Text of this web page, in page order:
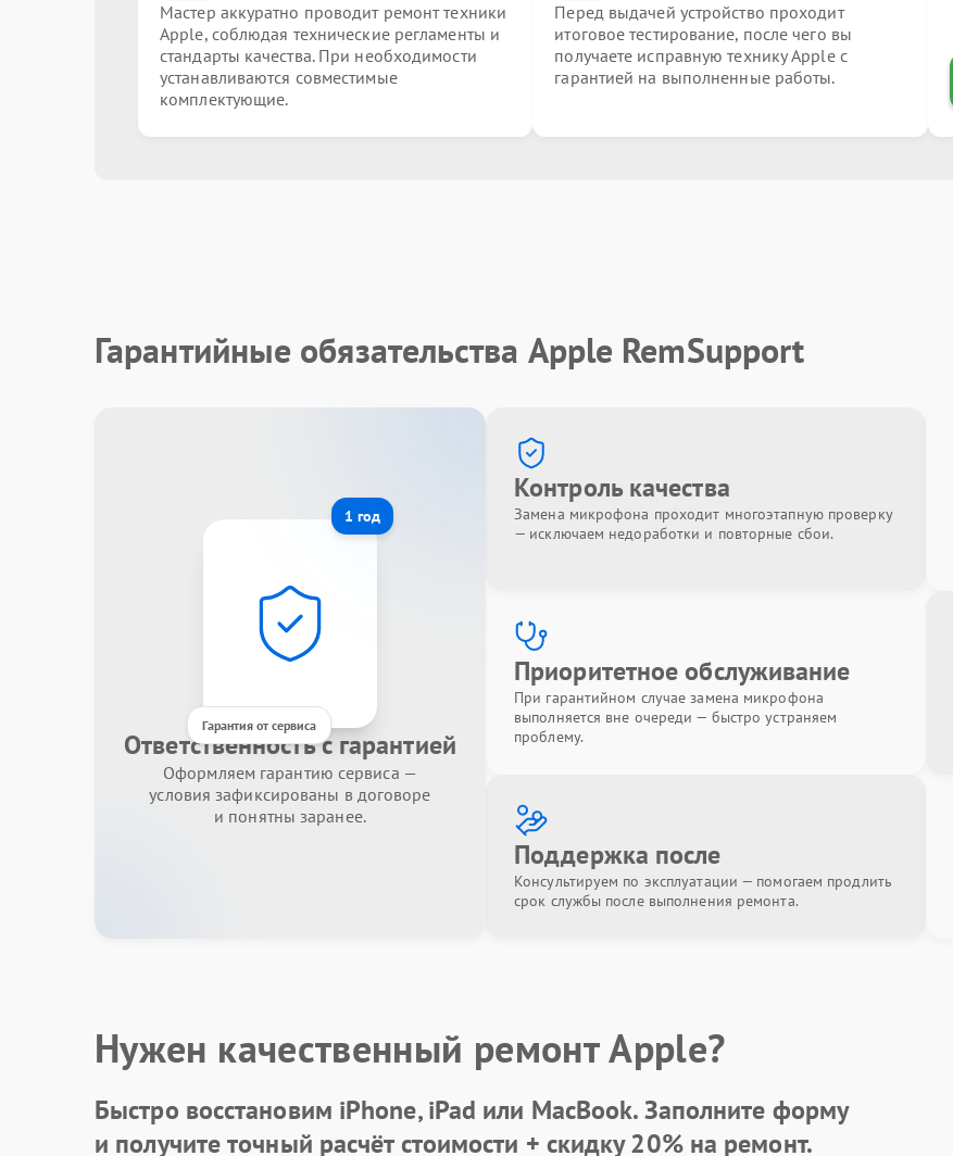
Мастер аккуратно проводит ремонт техники
Apple, соблюдая технические регламенты и
стандарты качества. При необходимости
устанавливаются совместимые
комплектующие.
Перед выдачей устройство проходит
итоговое тестирование, после чего вы
получаете исправную технику Apple с
гарантией на выполненные работы.
Гарантийные обязательства Apple RemSupport
1 год
Гарантия от сервиса
Ответственность с гарантией
Оформляем гарантию сервиса —
условия зафиксированы в договоре
и понятны заранее.
Контроль качества
Замена микрофона проходит многоэтапную проверку
— исключаем недоработки и повторные сбои.
Приоритетное обслуживание
При гарантийном случае замена микрофона
выполняется вне очереди — быстро устраняем
проблему.
Поддержка после
Консультируем по эксплуатации — помогаем продлить
срок службы после выполнения ремонта.
Нужен качественный ремонт Apple?
Быстро восстановим iPhone, iPad или MacBook.Заполните форму
и получите точный расчёт стоимости + скидку 20%на ремонт.